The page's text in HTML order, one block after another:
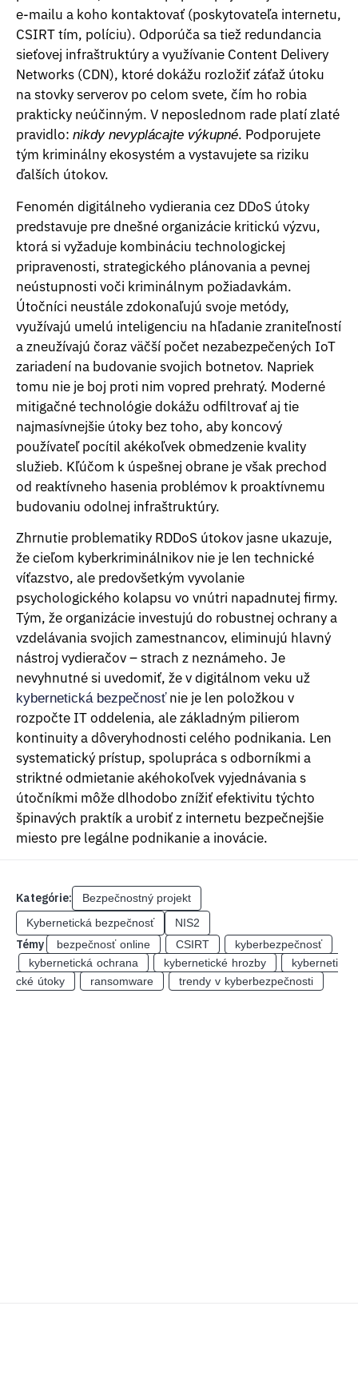
e-mailu a koho kontaktovať (poskytovateľa internetu,
CSIRT tím, políciu). Odporúča sa tiež redundancia
sieťovej infraštruktúry a využívanie Content Delivery
Networks (CDN), ktoré dokážu rozložiť záťaž útoku
na stovky serverov po celom svete, čím ho robia
prakticky neúčinným. V neposlednom rade platí zlaté
pravidlo: nikdy nevyplácajte výkupné. Podporujete
tým kriminálny ekosystém a vystavujete sa riziku
ďalších útokov.
Fenomén digitálneho vydierania cez DDoS útoky
predstavuje pre dnešné organizácie kritickú výzvu,
ktorá si vyžaduje kombináciu technologickej
pripravenosti, strategického plánovania a pevnej
neústupnosti voči kriminálnym požiadavkám.
Útočníci neustále zdokonaľujú svoje metódy,
využívajú umelú inteligenciu na hľadanie zraniteľností
a zneužívajú čoraz väčší počet nezabezpečených IoT
zariadení na budovanie svojich botnetov. Napriek
tomu nie je boj proti nim vopred prehratý. Moderné
mitigačné technológie dokážu odfiltrovať aj tie
najmasívnejšie útoky bez toho, aby koncový
používateľ pocítil akékoľvek obmedzenie kvality
služieb. Kľúčom k úspešnej obrane je však prechod
od reaktívneho hasenia problémov k proaktívnemu
budovaniu odolnej infraštruktúry.
Zhrnutie problematiky RDDoS útokov jasne ukazuje,
že cieľom kyberkriminálnikov nie je len technické
víťazstvo, ale predovšetkým vyvolanie
psychologického kolapsu vo vnútri napadnutej firmy.
Tým, že organizácie investujú do robustnej ochrany a
vzdelávania svojich zamestnancov, eliminujú hlavný
nástroj vydieračov – strach z neznámeho. Je
nevyhnutné si uvedomiť, že v digitálnom veku už
kybernetická bezpečnosťnie je len položkou v
rozpočte IT oddelenia, ale základným pilierom
kontinuity a dôveryhodnosti celého podnikania. Len
systematický prístup, spolupráca s odborníkmi a
striktné odmietanie akéhokoľvek vyjednávania s
útočníkmi môže dlhodobo znížiť efektivitu týchto
špinavých praktík a urobiť z internetu bezpečnejšie
miesto pre legálne podnikanie a inovácie.
Kategórie:
Bezpečnostný projekt
Kybernetická bezpečnosť
NIS2
Témy bezpečnosť online CSIRT
kyberbezpečnosť
kybernetická ochrana
kybernetické hrozby
kyberneti
cké útoky
ransomware trendy v kyberbezpečnosti